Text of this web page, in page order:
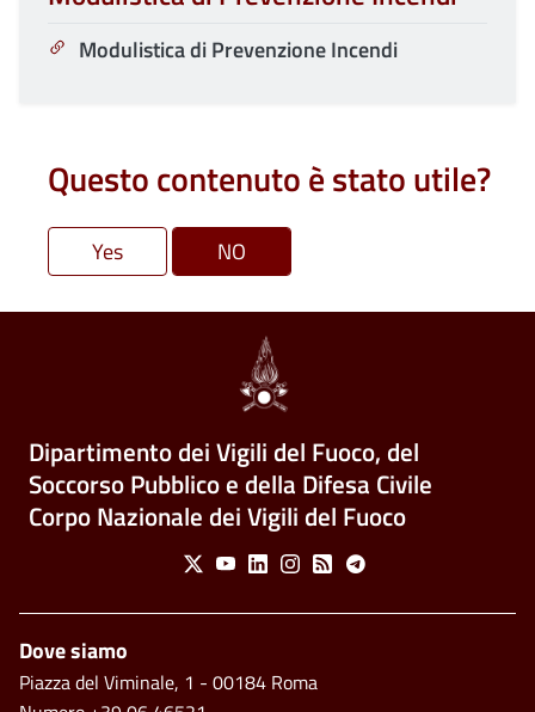
Modulistica di Prevenzione Incendi
Questo contenuto è stato utile?
Dipartimento dei Vigili del Fuoco, del
Soccorso Pubblico e della Difesa Civile
Corpo Nazionale dei Vigili del Fuoco
Social Menu
X YoutubeLinkedinInstagram
Feed Telegram
Piè di pagina
Dove siamo
Piazza del Viminale, 1 - 00184 Roma